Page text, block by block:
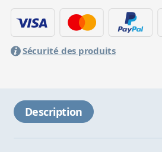
Sécurité des produits
Description